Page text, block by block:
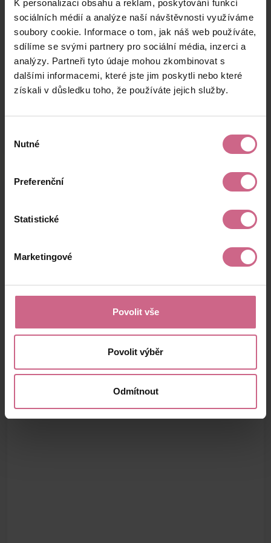
K personalizaci obsahu a reklam, poskytování funkcí
sociálních médií a analýze naší návštěvnosti využíváme
soubory cookie. Informace o tom, jak náš web používáte,
sdílíme se svými partnery pro sociální média, inzerci a
analýzy. Partneři tyto údaje mohou zkombinovat s
dalšími informacemi, které jste jim poskytli nebo které
získali v důsledku toho, že používáte jejich služby.
souhlasu
Nutné
Preferenční
Statistické
Marketingové
Povolit vše
Povolit výběr
Odmítnout
J****
D****
10. 7. 2024
20:09:52
F****
1 000 Kč
10. 7. 2024
19:04:20
2 480 Kč
L****
K****
408 Kč
10. 7. 2024
18:33:51
1 011 Kč
keyboard_arrow_left keyboard_arrow_right